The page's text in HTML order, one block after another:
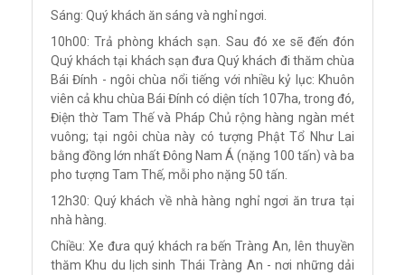
Sáng: Quý khách ăn sáng và nghỉ ngơi.
10h00: Trả phòng khách sạn. Sau đó xe sẽ đến đón
Quý khách tại khách sạn đưa Quý khách đi thăm chùa
Bái Đính - ngôi chùa nổi tiếng với nhiều kỷ lục: Khuôn
viên cả khu chùa Bái Đính có diện tích 107ha, trong đó,
Điện thờ Tam Thế và Pháp Chủ rộng hàng ngàn mét
vuông; tại ngôi chùa này có tượng Phật Tổ Như Lai
bằng đồng lớn nhất Đông Nam Á (nặng 100 tấn) và ba
pho tượng Tam Thế, mỗi pho nặng 50 tấn.
12h30: Quý khách về nhà hàng nghỉ ngơi ăn trưa tại
nhà hàng.
Chiều: Xe đưa quý khách ra bến Tràng An, lên thuyền
thăm Khu du lịch sinh Thái Tràng An - nơi những dải